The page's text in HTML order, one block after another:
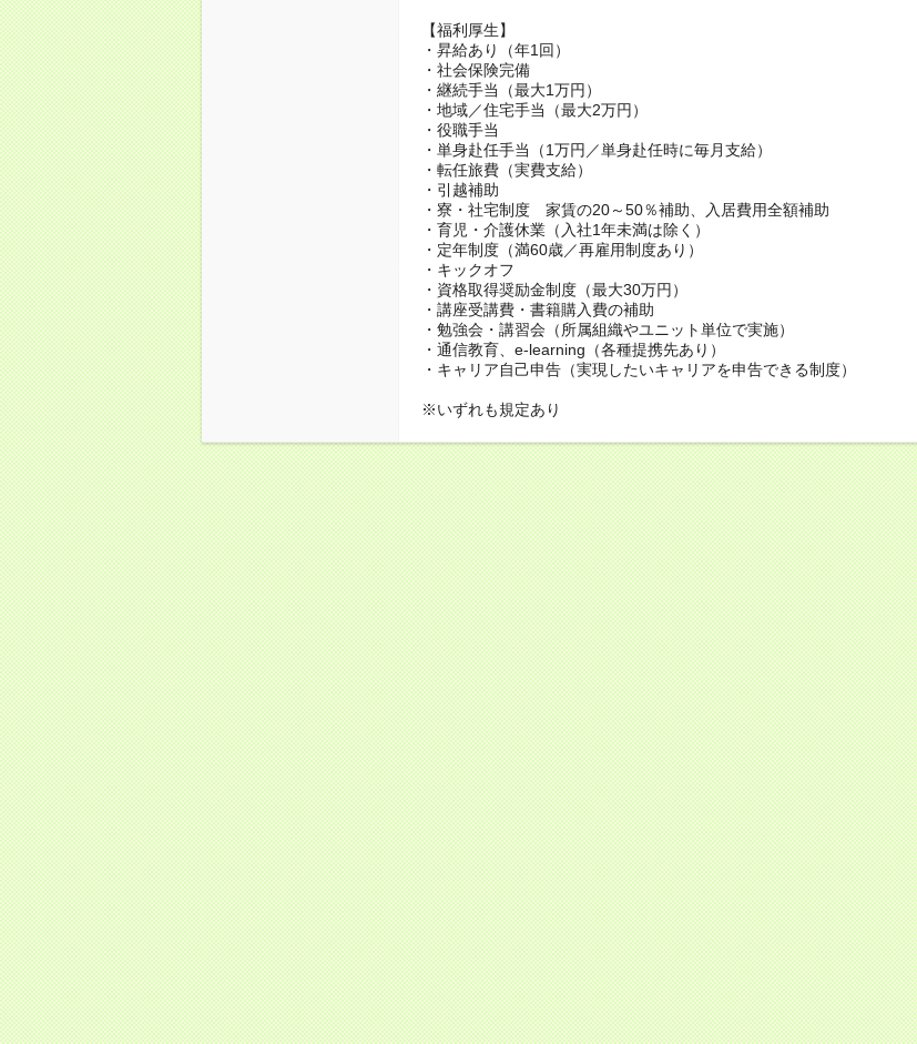
【福利厚生】
・昇給あり（年1回）
・社会保険完備
・継続手当（最大1万円）
・地域／住宅手当（最大2万円）
・役職手当
・単身赴任手当（1万円／単身赴任時に毎月支給）
・転任旅費（実費支給）
・引越補助
・寮・社宅制度 家賃の20～50％補助、入居費用全額補助
・育児・介護休業（入社1年未満は除く）
・定年制度（満60歳／再雇用制度あり）
・キックオフ
・資格取得奨励金制度（最大30万円）
・講座受講費・書籍購入費の補助
・勉強会・講習会（所属組織やユニット単位で実施）
・通信教育、e-learning（各種提携先あり）
・キャリア自己申告（実現したいキャリアを申告できる制度）
※いずれも規定あり